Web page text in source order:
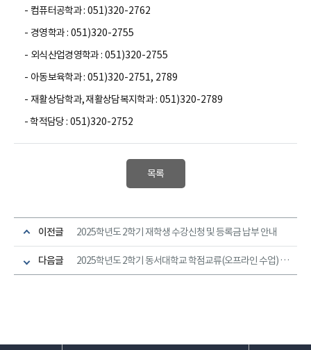
- 컴퓨터공학과: 051)320-2762
- 경영학과: 051)320-2755
- 외식산업경영학과: 051)320-2755
- 아동보육학과: 051)320-2751, 2789
- 재활상담학과, 재활상담복지학과: 051)320-2789
-학적담당: 051)320-2752
목록
이전글 2025학년도 2학기 재학생 수강신청 및 등록금 납부 안내
다음글 2025학년도 2학기 동서대학교 학점교류(오프라인 수업) 과목 개설안내